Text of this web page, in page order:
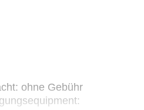
ohne Gebühr